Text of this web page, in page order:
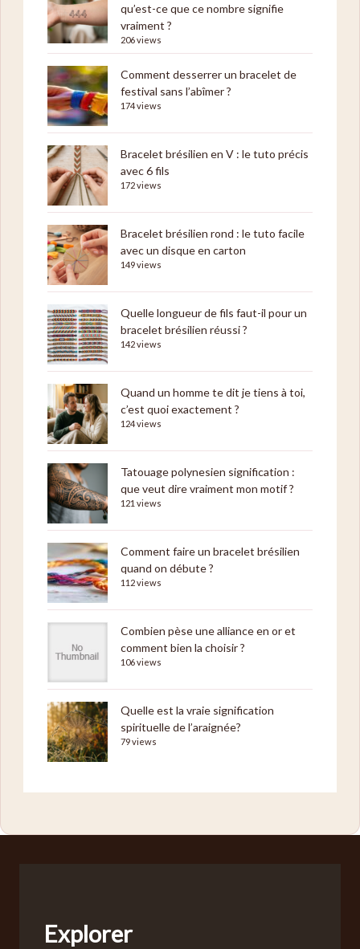
qu’est-ce que ce nombre signifie
vraiment ?
206 views
Comment desserrer un bracelet de
festival sans l’abîmer ?
174 views
Bracelet brésilien en V : le tuto précis
avec 6 fils
172 views
Bracelet brésilien rond : le tuto facile
avec un disque en carton
149 views
Quelle longueur de fils faut-il pour un
bracelet brésilien réussi ?
142 views
Quand un homme te dit je tiens à toi,
c’est quoi exactement ?
124 views
Tatouage polynesien signification :
que veut dire vraiment mon motif ?
121 views
Comment faire un bracelet brésilien
quand on débute ?
112 views
Combien pèse une alliance en or et
comment bien la choisir ?
106 views
Quelle est la vraie signification
spirituelle de l’araignée?
79 views
Explorer